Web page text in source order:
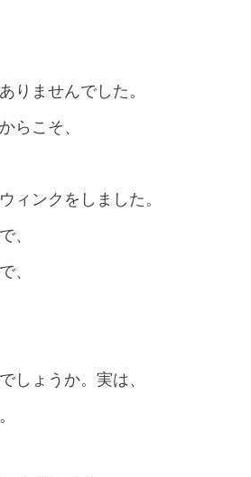
りませんでした。
らこそ、
ィンクをしました。
、
、
しょうか。実は、
。